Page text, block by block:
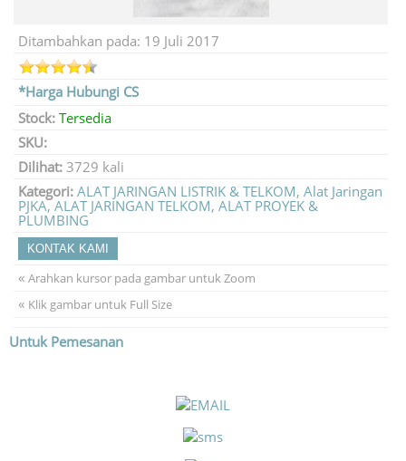
Ditambahkan pada: 19 Juli 2017
*Harga Hubungi CS
Stock: Tersedia
SKU:
Dilihat: 3729 kali
Kategori: ALAT JARINGAN LISTRIK & TELKOM, Alat Jaringan
PJKA,ALAT JARINGAN TELKOM, ALAT PROYEK &
PLUMBING
KONTAK KAMI
« Arahkan kursor pada gambar untuk Zoom
« Klik gambar untuk Full Size
Untuk Pemesanan